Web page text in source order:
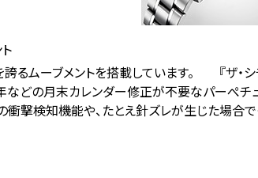
ムーブメントを搭載しています。 『ザ・シ
などの月末カレンダー修正が不要なパーぺチ
衝撃検知機能や、たとえ針ズレが生じた場合